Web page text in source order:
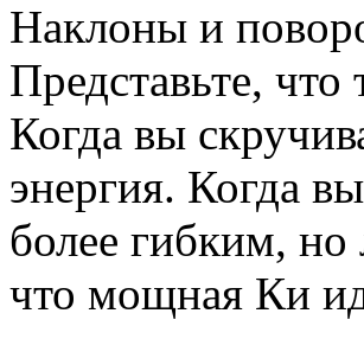
Наклоны и
Представьте,
Когда вы
энергия. Когда
более гибким, но
что мощная Ки